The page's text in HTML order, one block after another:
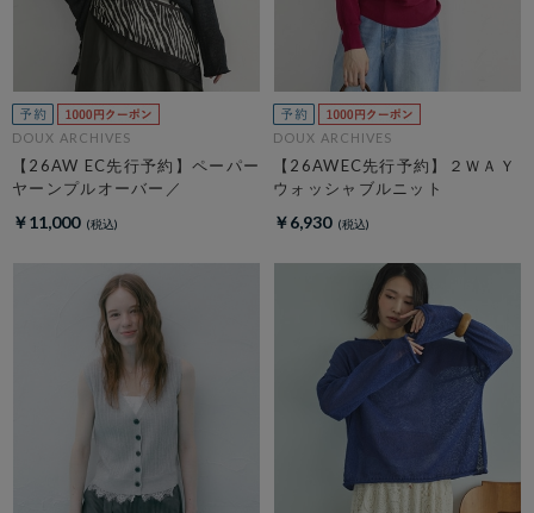
DOUX ARCHIVES
【26AW EC先行予約】ペーパー
ヤーンプルオーバー／
￥11,000
DOUX ARCHIVES
【26AWEC先行予約】２ＷＡＹ
ウォッシャブルニット
￥6,930